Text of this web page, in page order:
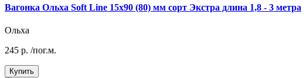
Вагонка Ольха Soft Line 15x90 (80) мм сорт Экстра длина 1,8 - 3 метра
Ольха
245 р. /пог.м.
Купить